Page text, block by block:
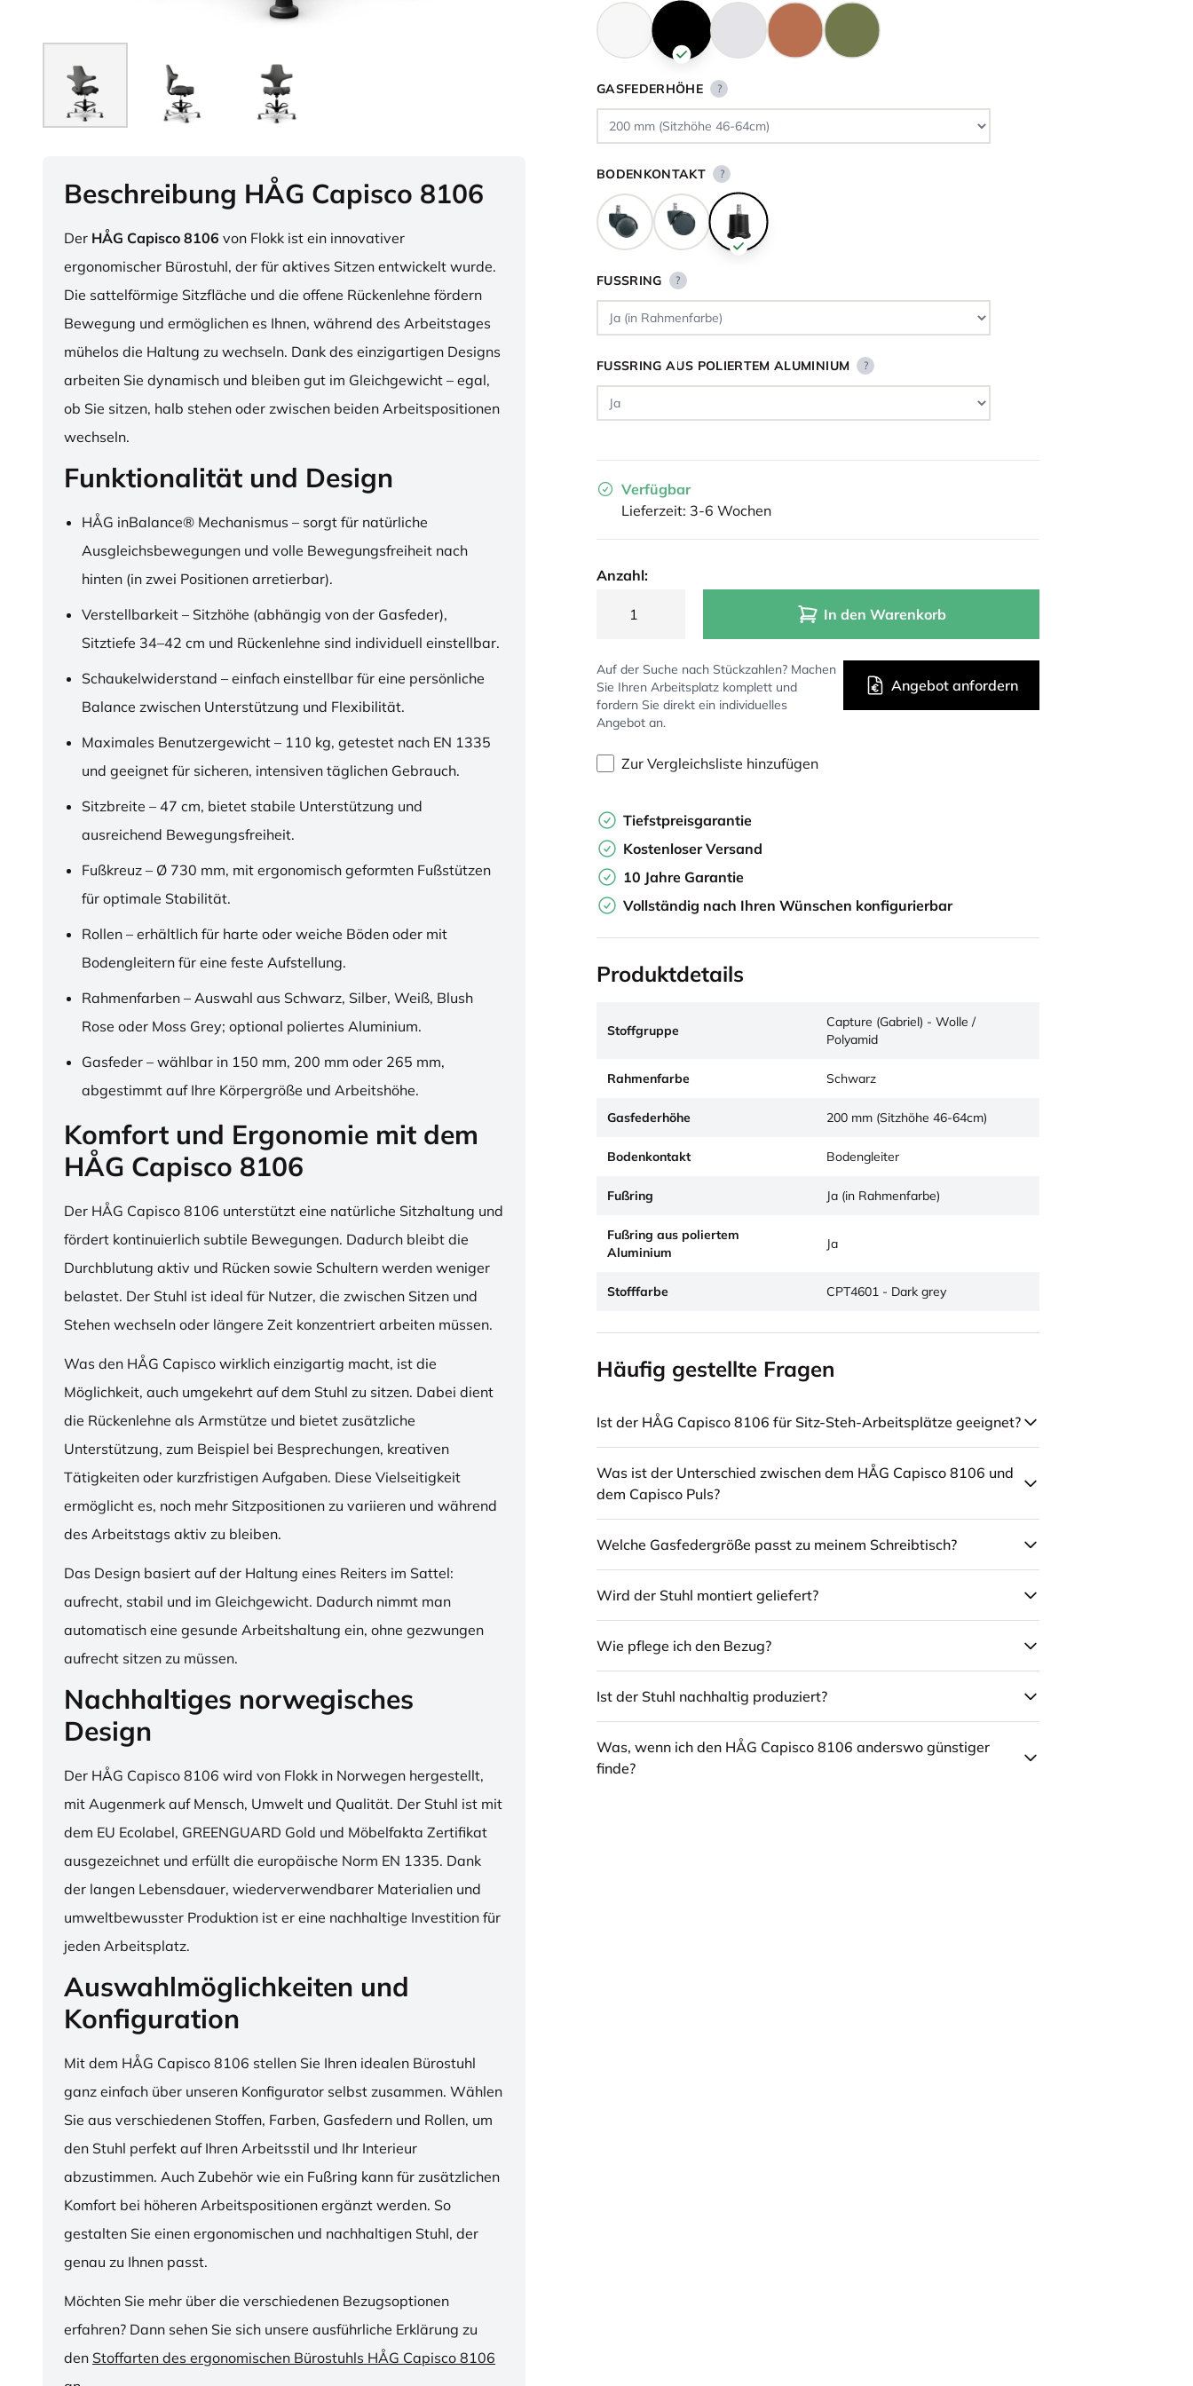
Beschreibung HÅG Capisco 8106
Der HÅG Capisco 8106 von Flokk ist ein innovativer
ergonomischer Bürostuhl, der für aktives Sitzen entwickelt wurde.
Die sattelförmige Sitzfläche und die offene Rückenlehne fördern
Bewegung und ermöglichen es Ihnen, während des Arbeitstages
mühelos die Haltung zu wechseln. Dank des einzigartigen Designs
arbeiten Sie dynamisch und bleiben gut im Gleichgewicht – egal,
ob Sie sitzen, halb stehen oder zwischen beiden Arbeitspositionen
wechseln.
Funktionalität und Design
HÅG inBalance® Mechanismus – sorgt für natürliche
Ausgleichsbewegungen und volle Bewegungsfreiheit nach
hinten (in zwei Positionen arretierbar).
Verstellbarkeit – Sitzhöhe (abhängig von der Gasfeder),
Sitztiefe 34–42 cm und Rückenlehne sind individuell einstellbar.
Schaukelwiderstand – einfach einstellbar für eine persönliche
Balance zwischen Unterstützung und Flexibilität.
Maximales Benutzergewicht – 110 kg, getestet nach EN 1335
und geeignet für sicheren, intensiven täglichen Gebrauch.
Sitzbreite – 47 cm, bietet stabile Unterstützung und
ausreichend Bewegungsfreiheit.
Fußkreuz – Ø 730 mm, mit ergonomisch geformten Fußstützen
für optimale Stabilität.
Rollen – erhältlich für harte oder weiche Böden oder mit
Bodengleitern für eine feste Aufstellung.
Rahmenfarben – Auswahl aus Schwarz, Silber, Weiß, Blush
Rose oder Moss Grey; optional poliertes Aluminium.
Gasfeder – wählbar in 150 mm, 200 mm oder 265 mm,
abgestimmt auf Ihre Körpergröße und Arbeitshöhe.
Komfort und Ergonomie mit dem
HÅG Capisco 8106
Der HÅG Capisco 8106 unterstützt eine natürliche Sitzhaltung und
fördert kontinuierlich subtile Bewegungen. Dadurch bleibt die
Durchblutung aktiv und Rücken sowie Schultern werden weniger
belastet. Der Stuhl ist ideal für Nutzer, die zwischen Sitzen und
Stehen wechseln oder längere Zeit konzentriert arbeiten müssen.
Was den HÅG Capisco wirklich einzigartig macht, ist die
Möglichkeit, auch umgekehrt auf dem Stuhl zu sitzen. Dabei dient
die Rückenlehne als Armstütze und bietet zusätzliche
Unterstützung, zum Beispiel bei Besprechungen, kreativen
Tätigkeiten oder kurzfristigen Aufgaben. Diese Vielseitigkeit
ermöglicht es, noch mehr Sitzpositionen zu variieren und während
des Arbeitstags aktiv zu bleiben.
Das Design basiert auf der Haltung eines Reiters im Sattel:
aufrecht, stabil und im Gleichgewicht. Dadurch nimmt man
automatisch eine gesunde Arbeitshaltung ein, ohne gezwungen
aufrecht sitzen zu müssen.
Nachhaltiges norwegisches
Design
Der HÅG Capisco 8106 wird von Flokk in Norwegen hergestellt,
mit Augenmerk auf Mensch, Umwelt und Qualität. Der Stuhl ist mit
dem EU Ecolabel, GREENGUARD Gold und Möbelfakta Zertifikat
ausgezeichnet und erfüllt die europäische Norm EN 1335. Dank
der langen Lebensdauer, wiederverwendbarer Materialien und
umweltbewusster Produktion ist er eine nachhaltige Investition für
jeden Arbeitsplatz.
Auswahlmöglichkeiten und
Konfiguration
Mit dem HÅG Capisco 8106 stellen Sie Ihren idealen Bürostuhl
ganz einfach über unseren Konfigurator selbst zusammen. Wählen
Sie aus verschiedenen Stoffen, Farben, Gasfedern und Rollen, um
den Stuhl perfekt auf Ihren Arbeitsstil und Ihr Interieur
abzustimmen. Auch Zubehör wie ein Fußring kann für zusätzlichen
Komfort bei höheren Arbeitspositionen ergänzt werden. So
gestalten Sie einen ergonomischen und nachhaltigen Stuhl, der
genau zu Ihnen passt.
Möchten Sie mehr über die verschiedenen Bezugsoptionen
erfahren? Dann sehen Sie sich unsere ausführliche Erklärung zu
den Stoffarten des ergonomischen Bürostuhls HÅG Capisco 8106
GASFEDERHÖHE ?
BODENKONTAKT ?
FUSSRING ?
FUSSRING AUS POLIERTEM ALUMINIUM ?
Verfügbar
Lieferzeit: 3-6 Wochen
Anzahl:
In den Warenkorb
Auf der Suche nach Stückzahlen? Machen
Sie Ihren Arbeitsplatz komplett und
fordern Sie direkt ein individuelles
Angebot an.
Angebot anfordern
Zur Vergleichsliste hinzufügen
Tiefstpreisgarantie
Kostenloser Versand
10 Jahre Garantie
Vollständig nach Ihren Wünschen konfigurierbar
Produktdetails
Stoffgruppe
Capture (Gabriel) - Wolle /
Polyamid
Rahmenfarbe Schwarz
Gasfederhöhe 200 mm (Sitzhöhe 46-64cm)
Bodenkontakt Bodengleiter
Fußring Ja (in Rahmenfarbe)
Fußring aus poliertem
Aluminium
Ja
Stofffarbe CPT4601 - Dark grey
Häufig gestellte Fragen
Ist der HÅG Capisco 8106 für Sitz-Steh-Arbeitsplätze geeignet?
Was ist der Unterschied zwischen dem HÅG Capisco 8106 und
dem Capisco Puls?
Welche Gasfedergröße passt zu meinem Schreibtisch?
Wird der Stuhl montiert geliefert?
Wie pflege ich den Bezug?
Ist der Stuhl nachhaltig produziert?
Was, wenn ich den HÅG Capisco 8106 anderswo günstiger
finde?